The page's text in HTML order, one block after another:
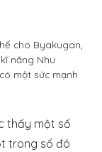
cho Byakugan,
năng Nhu
một sức mạnh
thấy một số
trong số đó